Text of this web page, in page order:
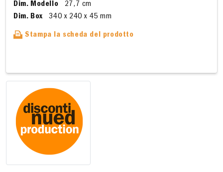
Dim. Modello
27,7 cm
Dim. Box
340 x 240 x 45 mm
Stampa la scheda del prodotto